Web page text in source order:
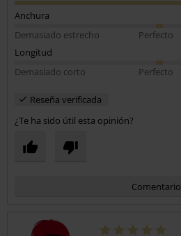
Anchura
Demasiado estrecho
Perfecto
Longitud
Demasiado corto
Perfecto
Reseña verificada
¿Te ha sido útil esta opinión?
Comentario